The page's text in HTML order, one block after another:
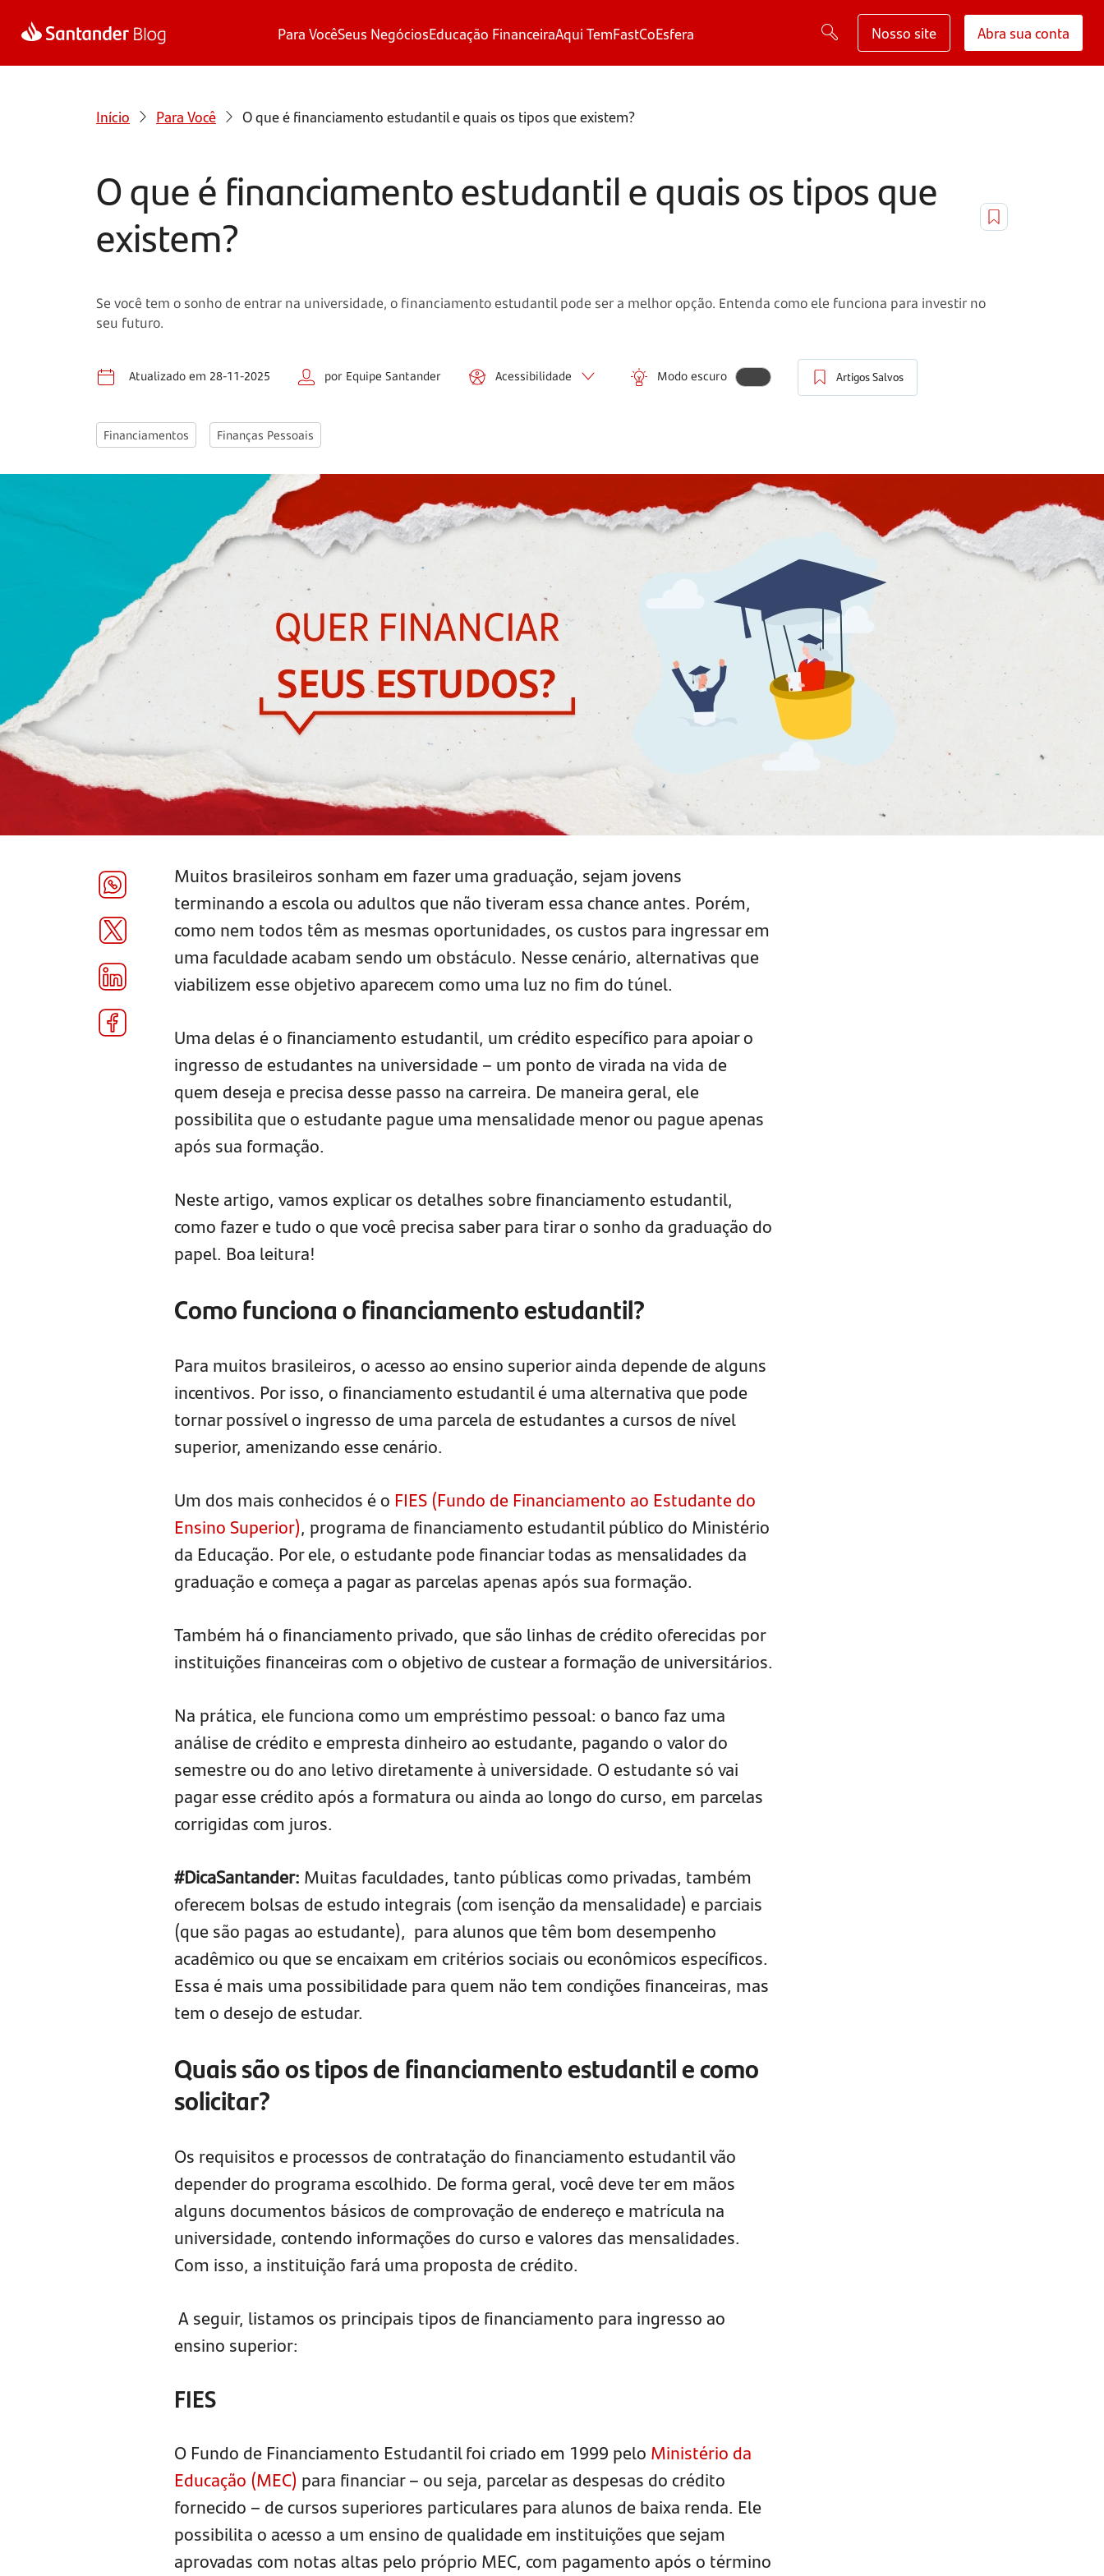
Para VocêSeus NegóciosEducação FinanceiraAqui TemFastCoEsfera Nosso site Abra sua conta
Início Para Você O que é financiamento estudantil e quais os tipos que existem?
O que é financiamento estudantil e quais os tipos que
existem?
Se você tem o sonho de entrar na universidade, o financiamento estudantil pode ser a melhor opção. Entenda como ele funciona para investir no
seu futuro.
Atualizado em 28-11-2025 por Equipe Santander Acessibilidade Modo escuro Artigos Salvos
Financiamentos Finanças Pessoais
Muitos brasileiros sonham em fazer uma graduação, sejam jovens
terminando a escola ou adultos que não tiveram essa chance antes. Porém,
como nem todos têm as mesmas oportunidades, os custos para ingressar em
uma faculdade acabam sendo um obstáculo. Nesse cenário, alternativas que
viabilizem esse objetivo aparecem como uma luz no fim do túnel.
Uma delas é o financiamento estudantil, um crédito específico para apoiar o
ingresso de estudantes na universidade – um ponto de virada na vida de
quem deseja e precisa desse passo na carreira. De maneira geral, ele
possibilita que o estudante pague uma mensalidade menor ou pague apenas
após sua formação.
Neste artigo, vamos explicar os detalhes sobre financiamento estudantil,
como fazer e tudo o que você precisa saber para tirar o sonho da graduação do
papel. Boa leitura!
Como funciona o financiamento estudantil?
Para muitos brasileiros, o acesso ao ensino superior ainda depende de alguns
incentivos. Por isso, o financiamento estudantil é uma alternativa que pode
tornar possível o ingresso de uma parcela de estudantes a cursos de nível
superior, amenizando esse cenário.
Um dos mais conhecidos é o FIES (Fundo de Financiamento ao Estudante do
Ensino Superior), programa de financiamento estudantil público do Ministério
da Educação. Por ele, o estudante pode financiar todas as mensalidades da
graduação e começa a pagar as parcelas apenas após sua formação.
Também há o financiamento privado, que são linhas de crédito oferecidas por
instituições financeiras com o objetivo de custear a formação de universitários.
Na prática, ele funciona como um empréstimo pessoal: o banco faz uma
análise de crédito e empresta dinheiro ao estudante, pagando o valor do
semestre ou do ano letivo diretamente à universidade. O estudante só vai
pagar esse crédito após a formatura ou ainda ao longo do curso, em parcelas
corrigidas com juros.
#DicaSantander: Muitas faculdades, tanto públicas como privadas, também
oferecem bolsas de estudo integrais (com isenção da mensalidade) e parciais
(que são pagas ao estudante), para alunos que têm bom desempenho
acadêmico ou que se encaixam em critérios sociais ou econômicos específicos.
Essa é mais uma possibilidade para quem não tem condições financeiras, mas
tem o desejo de estudar.
Quais são os tipos de financiamento estudantil e como
solicitar?
Os requisitos e processos de contratação do financiamento estudantil vão
depender do programa escolhido. De forma geral, você deve ter em mãos
alguns documentos básicos de comprovação de endereço e matrícula na
universidade, contendo informações do curso e valores das mensalidades.
Com isso, a instituição fará uma proposta de crédito.
A seguir, listamos os principais tipos de financiamento para ingresso ao
ensino superior:
FIES
O Fundo de Financiamento Estudantil foi criado em 1999 pelo Ministério da
Educação (MEC) para financiar – ou seja, parcelar as despesas do crédito
fornecido – de cursos superiores particulares para alunos de baixa renda. Ele
possibilita o acesso a um ensino de qualidade em instituições que sejam
aprovadas com notas altas pelo próprio MEC, com pagamento após o término